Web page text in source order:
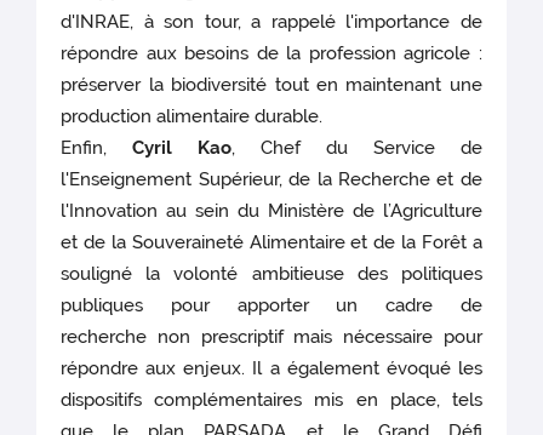
d'INRAE, à son tour, a rappelé l'importance de
répondre aux besoins de la profession agricole :
préserver la biodiversité tout en maintenant une
production alimentaire durable.
Enfin,Cyril Kao, Chef du Service de
l'Enseignement Supérieur, de la Recherche et de
l'Innovation au sein du Ministère de l’Agriculture
et de la Souveraineté Alimentaire et de la Forêt a
souligné la volonté ambitieuse des politiques
publiques pour apporter un cadre de
recherche non prescriptif mais nécessaire pour
répondre aux enjeux. Il a également évoqué les
dispositifs complémentaires mis en place, tels